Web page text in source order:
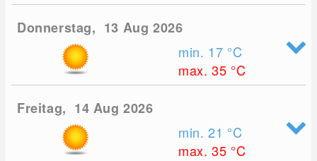
Donnerstag, 13 Aug 2026
min. 17 °C
max. 35 °C
Freitag, 14 Aug 2026
min. 21 °C
max. 35 °C